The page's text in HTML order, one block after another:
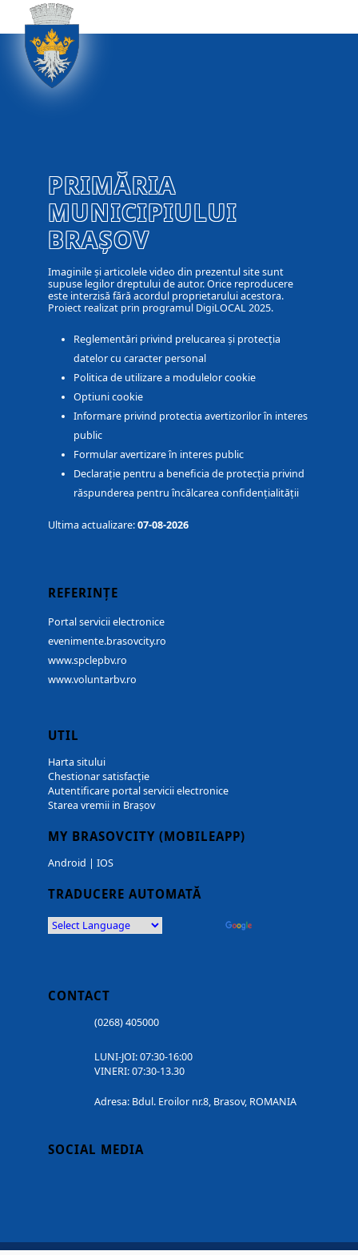
PRIMĂRIA
MUNICIPIULUI
BRAȘOV
Imaginile și articolele video din prezentul site sunt
supuse legilor dreptului de autor. Orice reproducere
este interzisă fără acordul proprietarului acestora.
Proiect realizat prin programul DigiLOCAL 2025.
Reglementări privind prelucarea și protecția
datelor cu caracter personal
Politica de utilizare a modulelor cookie
Optiuni cookie
Informare privind protectia avertizorilor în interes
public
Formular avertizare în interes public
Declarație pentru a beneficia de protecția privind
răspunderea pentru încălcarea confidențialității
Ultima actualizare:07-08-2026
REFERINȚE
Portal servicii electronice
evenimente.brasovcity.ro
www.spclepbv.ro
www.voluntarbv.ro
UTIL
Harta sitului
Chestionar satisfacție
Autentificare portal servicii electronice
Starea vremii in Brașov
MY BRASOVCITY (MOBILEAPP)
Android | IOS
TRADUCERE AUTOMATĂ
CONTACT
(0268) 405000
LUNI-JOI: 07:30-16:00
VINERI: 07:30-13.30
Adresa: Bdul. Eroilor nr.8, Brasov, ROMANIA
SOCIAL MEDIA